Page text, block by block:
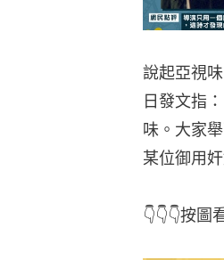
說起亞視
日發文指
味。大家
某位御用
👇👇👇按圖